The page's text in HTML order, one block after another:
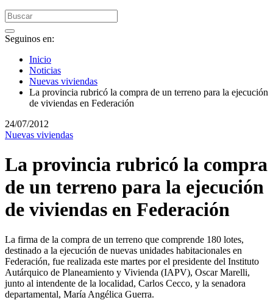
Seguinos en:
Inicio
Noticias
Nuevas viviendas
La provincia rubricó la compra de un terreno para la ejecución
de viviendas en Federación
24/07/2012
Nuevas viviendas
La provincia rubricó la compra
de un terreno para la ejecución
de viviendas en Federación
La firma de la compra de un terreno que comprende 180 lotes,
destinado a la ejecución de nuevas unidades habitacionales en
Federación, fue realizada este martes por el presidente del Instituto
Autárquico de Planeamiento y Vivienda (IAPV), Oscar Marelli,
junto al intendente de la localidad, Carlos Cecco, y la senadora
departamental, María Angélica Guerra.